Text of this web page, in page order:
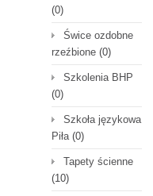
(0)
Świce ozdobne
rzeźbione (0)
Szkolenia BHP
(0)
Szkoła językowa
Piła(0)
Tapety ścienne
(10)